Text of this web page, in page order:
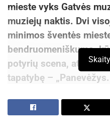
mieste vyks Gatvės
muziejų naktis. Dvi
minimos šventės
bendruomeniškumo,
potyrių scena,
tapatybę –